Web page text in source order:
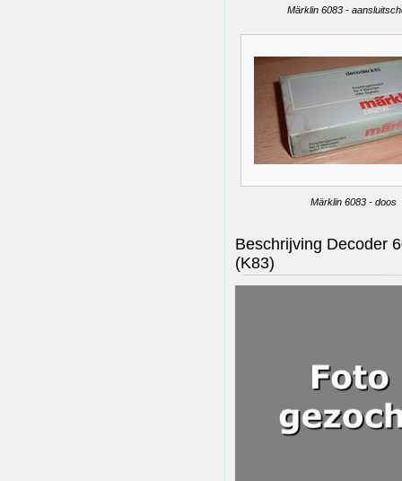
Märklin 6083 -
Märklin 6083 - doos
Beschrijving Decoder
(K83)